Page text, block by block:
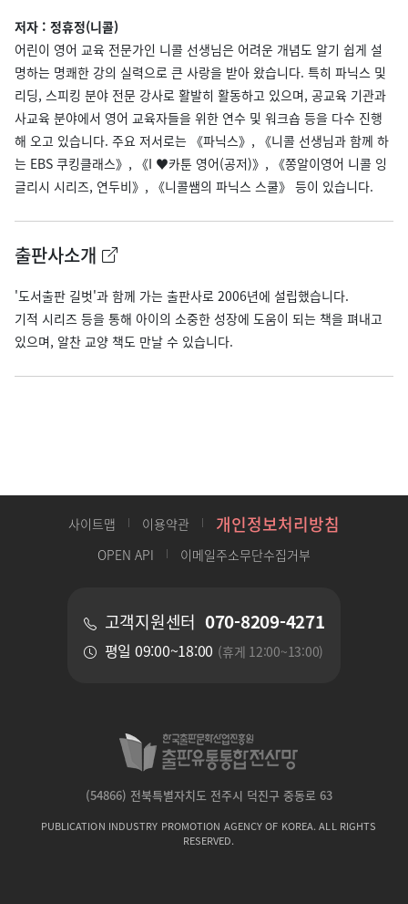
저자 : 정휴정(니콜)
어린이 영어 교육 전문가인 니콜 선생님은 어려운 개념도 알기 쉽게 설
명하는 명쾌한 강의 실력으로 큰 사랑을 받아 왔습니다. 특히 파닉스 및
리딩, 스피킹 분야 전문 강사로 활발히 활동하고 있으며, 공교육 기관과
사교육 분야에서 영어 교육자들을 위한 연수 및 워크숍 등을 다수 진행
해 오고 있습니다. 주요 저서로는 《파닉스》, 《니콜 선생님과 함께 하
는 EBS 쿠킹클래스》, 《I ♥카툰 영어(공저)》, 《쫑알이영어 니콜 잉
글리시 시리즈, 연두비》, 《니콜쌤의 파닉스 스쿨》 등이 있습니다.
출판사소개
'도서출판 길벗'과 함께 가는 출판사로 2006년에 설립했습니다.
기적 시리즈 등을 통해 아이의 소중한 성장에 도움이 되는 책을 펴내고
있으며, 알찬 교양 책도 만날 수 있습니다.
사이트맵 이용약관 개인정보처리방침
OPEN API 이메일주소무단수집거부
고객지원센터 070-8209-4271
평일 09:00~18:00 (휴게 12:00~13:00)
(54866) 전북특별자치도 전주시 덕진구 중동로 63
PUBLICATION INDUSTRY PROMOTION AGENCY OF KOREA. ALL RIGHTS
RESERVED.